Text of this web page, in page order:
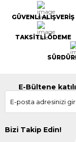
GÜVENLİ ALIŞVERİŞ
TAKSİTLİ ÖDEME
E-Bültene
Bizi Takip Edin!